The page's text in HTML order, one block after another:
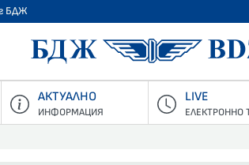
БДЖ
АКТУАЛНО
ИНФОРМАЦИЯ
LIVE
ЕЛЕКТРОННО